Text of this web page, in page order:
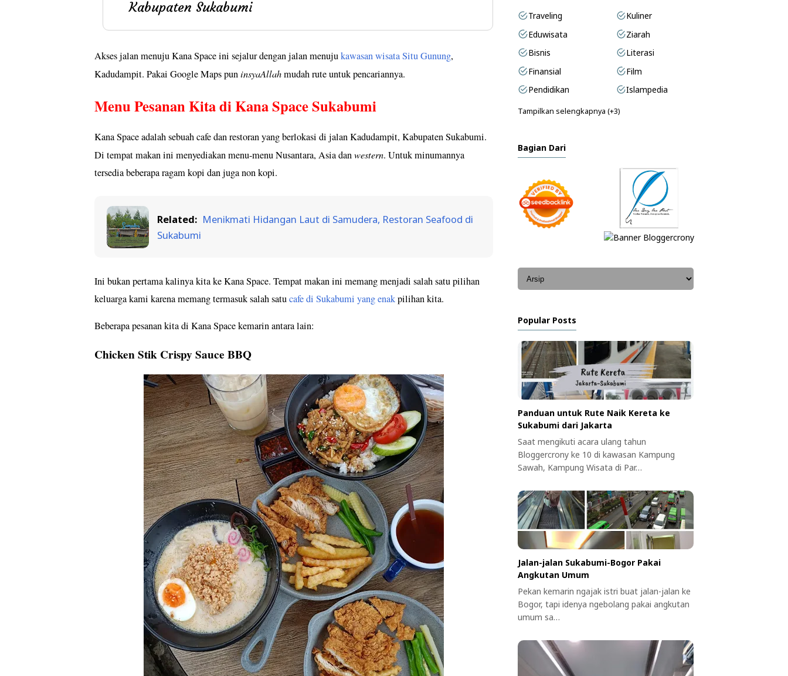
Kabupaten Sukabumi
Akses jalan menuju Kana Space ini sejalur dengan jalan menujukawasan wisata Situ Gunung,
Kadudampit. Pakai Google Maps puninsyaAllahmudah rute untuk pencariannya.
Menu Pesanan Kita di Kana Space Sukabumi
Kana Space adalah sebuah cafe dan restoran yang berlokasi di jalan Kadudampit, Kabupaten Sukabumi.
Di tempat makan ini menyediakan menu-menu Nusantara, Asia danwestern. Untuk minumannya
tersedia beberapa ragam kopi dan juga non kopi.
Related: Menikmati Hidangan Laut di Samudera, Restoran Seafood di
Sukabumi
Ini bukan pertama kalinya kita ke Kana Space. Tempat makan ini memang menjadi salah satu pilihan
keluarga kami karena memang termasuk salah satucafe di Sukabumi yang enakpilihan kita.
Beberapa pesanan kita di Kana Space kemarin antara lain:
Chicken Stik Crispy Sauce BBQ
Traveling
Kuliner
Eduwisata
Ziarah
Bisnis
Literasi
Finansial
Film
Pendidikan
Islampedia
Tampilkan selengkapnya (+3)
Bagian Dari
Popular Posts
Panduan untuk Rute Naik Kereta ke
Sukabumi dari Jakarta
Saat mengikuti acara ulang tahun
Bloggercrony ke 10 di kawasan Kampung
Sawah, Kampung Wisata di Par…
Jalan-jalan Sukabumi-Bogor Pakai
Angkutan Umum
Pekan kemarin ngajak istri buat jalan-jalan ke
Bogor, tapi idenya ngebolang pakai angkutan
umum sa…